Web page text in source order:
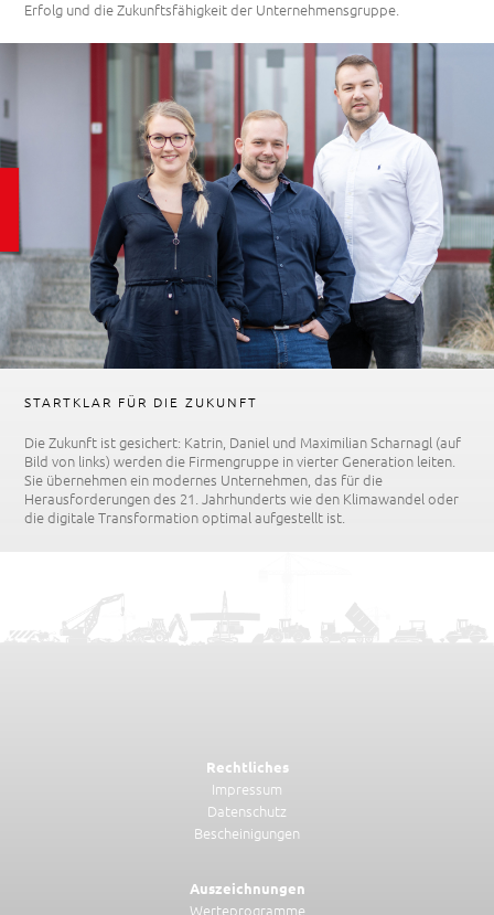
Erfolg und die Zukunftsfähigkeit der Unternehmensgruppe.
STARTKLAR FÜR DIE ZUKUNFT
Die Zukunft ist gesichert: Katrin, Daniel und Maximilian Scharnagl (auf
Bild von links) werden die Firmengruppe in vierter Generation leiten.
Sie übernehmen ein modernes Unternehmen, das für die
Herausforderungen des 21. Jahrhunderts wie den Klimawandel oder
die digitale Transformation optimal aufgestellt ist.
Rechtliches
Impressum
Datenschutz
Bescheinigungen
Auszeichnungen
Werteprogramme